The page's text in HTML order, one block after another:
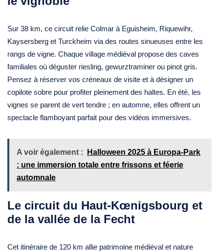
Sur 38 km, ce circuit relie Colmar à Eguisheim, Riquewihr,
Kaysersberg et Turckheim via des routes sinueuses entre les
rangs de vigne. Chaque village médiéval propose des caves
familiales où déguster riesling, gewurztraminer ou pinot gris.
Pensez à réserver vos créneaux de visite et à désigner un
copilote sobre pour profiter pleinement des haltes. En été, les
vignes se parent de vert tendre ; en automne, elles offrent un
spectacle flamboyant parfait pour des vidéos immersives.
A voir également :
Halloween 2025 à Europa-Park
: une immersion totale entre frissons et féerie
automnale
Le circuit du Haut-Kœnigsbourg et
de la vallée de la Fecht
Cet itinéraire de 120 km allie patrimoine médiéval et nature